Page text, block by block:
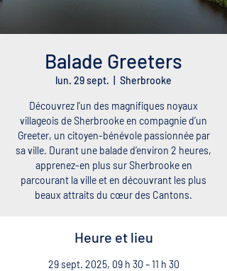
Balade Greeters
lun. 29 sept. Sherbrooke
Découvrez l’un des magnifiques noyaux
villageois de Sherbrooke en compagnie d’un
Greeter, un citoyen-bénévole passionnée par
sa ville. Durant une balade d’environ 2 heures,
apprenez-en plus sur Sherbrooke en
parcourant la ville et en découvrant les plus
beaux attraits du cœur des Cantons.
Heure et lieu
29 sept. 2025, 09 h 30 – 11 h 30